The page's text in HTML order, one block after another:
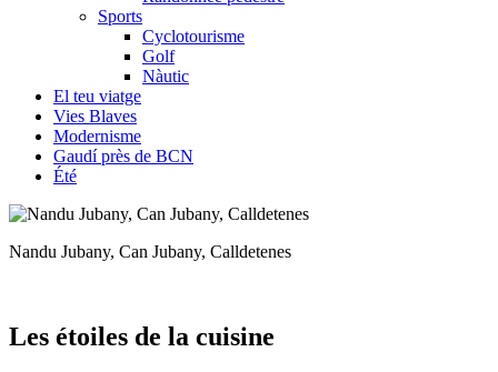
Sports
Cyclotourisme
Golf
Nàutic
El teu viatge
Vies Blaves
Modernisme
Gaudí près de BCN
Été
Nandu Jubany, Can Jubany, Calldetenes
Les étoiles de la cuisine